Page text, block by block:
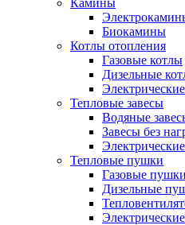
Камины
Биокамины
Котлы отопления
Газовые котлы
Дизельные
Тепловые завесы
Водяные
Завесы без
Тепловые пушки
Газовые пушки
Дизельные